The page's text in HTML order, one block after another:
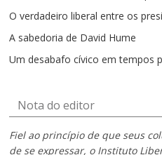
O verdadeiro liberal entre os
A sabedoria de David Hume
Um desabafo cívico em tempos
Nota do editor
Fiel ao princípio de que seus
de se expressar, o Instituto